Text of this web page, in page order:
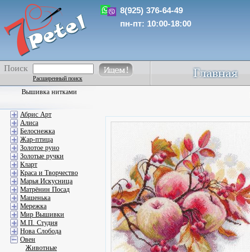
8(925) 376-64-49
пн-пт: 10:00-18:00
Поиск
Расширенный поиск
Вышивка нитками
Абрис Арт
Алиса
Белоснежка
Жар-птица
Золотое руно
Золотые ручки
Кларт
Краса и Творчество
Марья Искусница
Матрёнин Посад
Машенька
Мережка
Мир Вышивки
М.П. Студия
Нова Слобода
Овен
Животные